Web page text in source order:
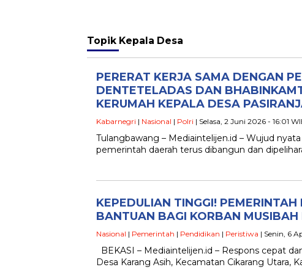
Topik Kepala Desa
PERERAT KERJA SAMA DENGAN
DENTETELADAS DAN
KERUMAH KEPALA DESA
Kabarnegri | Nasional | Polri | Selasa, 2 Juni 2026 - 16:01
Tulangbawang – Mediaintelijen.id – Wujud
pemerintah daerah terus dibangun dan
KEPEDULIAN TINGGI!
BANTUAN BAGI KORBAN
Nasional | Pemerintah | Pendidikan | Peristiwa | Senin, 6
BEKASI – Mediaintelijen.id – Respons cepat
Desa Karang Asih, Kecamatan Cikarang Utara,